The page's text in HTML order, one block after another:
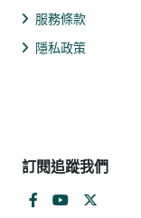
服務條款
隱私政策
訂閱追蹤我們